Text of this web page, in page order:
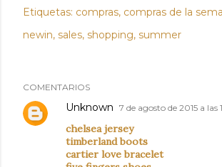
Etiquetas: compras compras de la
newin sales shopping summer
COMENTARIOS
Unknown 7 de agosto de 2015 a las
chelsea jersey
timberland boots
cartier love bracelet